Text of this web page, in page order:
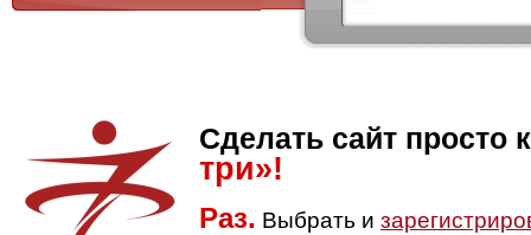
Сделать сайт просто
три»!
Раз. Выбрать и